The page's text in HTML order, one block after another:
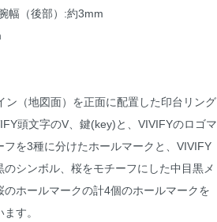
幅（後部）:約3mm
ン（地図面）を正面に配置した印台リング
頭文字のV、鍵(key)と、VIVIFYのロゴマ
フを3種に分けたホールマークと、VIVIFY
シンボル、桜をモチーフにした中目黒メ
のホールマークの計4個のホールマークを
す。